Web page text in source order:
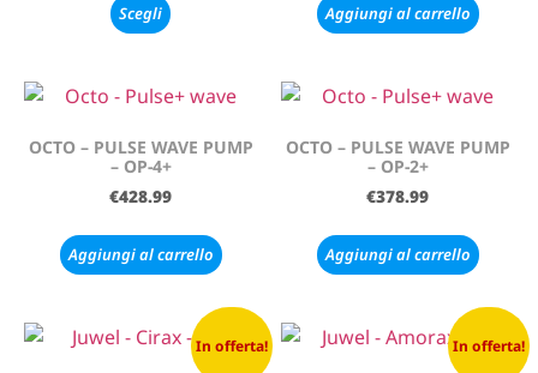
Scegli Aggiungi al carrello
OCTO – PULSE WAVE PUMP
– OP-4+
€428.99
Aggiungi al carrello
OCTO – PULSE WAVE PUMP
– OP-2+
€378.99
Aggiungi al carrello
In offerta! In offerta!